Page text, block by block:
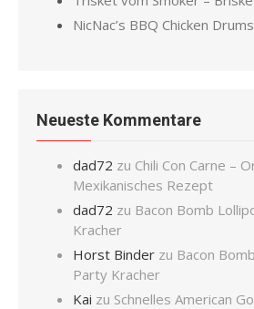
NicNac’s BBQ Chicken
Neueste Kommentare
dad72 zu Chili Con Carne –
Mexikanisches Rezept
dad72 zu Bacon Bomb
Kracher
Horst Binder zu Bacon
Party Kracher
Kai zu Schnelles American